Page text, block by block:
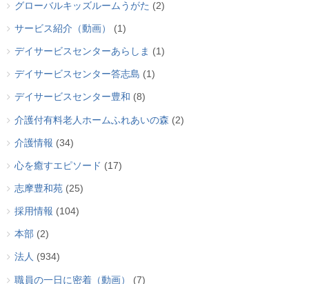
グローバルキッズルームうがた (2)
サービス紹介（動画） (1)
デイサービスセンターあらしま (1)
デイサービスセンター答志島 (1)
デイサービスセンター豊和 (8)
介護付有料老人ホームふれあいの森 (2)
介護情報 (34)
心を癒すエピソード (17)
志摩豊和苑 (25)
採用情報 (104)
本部 (2)
法人 (934)
職員の一日に密着（動画） (7)